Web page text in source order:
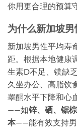
你用更合理的预算
为什么新加坡
新加坡男性平均寿
距。根据本地健康
生素D不足、镁缺
久坐办公、高脂饮
睾酮水平下降和心
——如锌、硒、锯
本——能有效支持男